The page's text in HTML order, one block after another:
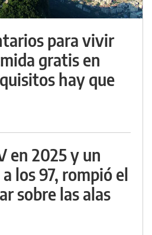
para vivir
gratis en
hay que
en 2025 y un
los 97, rompió el
sobre las alas